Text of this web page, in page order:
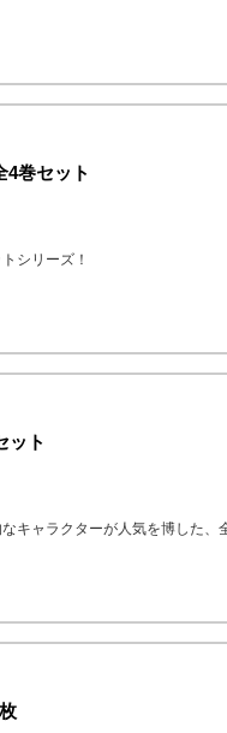
4巻セット
シリーズ！
ット
キャラクターが人気を博した、